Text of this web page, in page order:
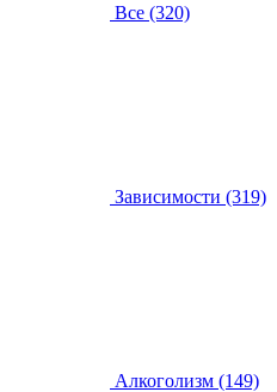
Все (320)
Зависимости (319)
Алкоголизм (149)